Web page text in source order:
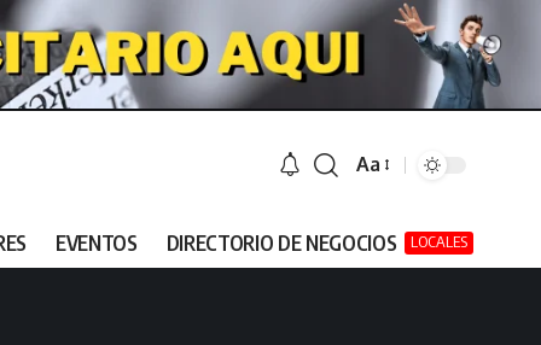
Aa
EVENTOS DIRECTORIO DE NEGOCIOS LOCALES